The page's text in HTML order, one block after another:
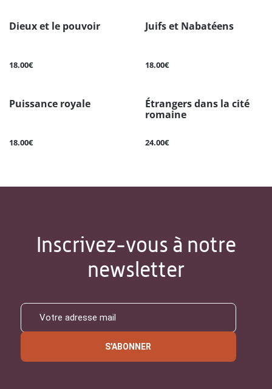
Dieux et le pouvoir
18.00€
Juifs et Nabatéens
18.00€
Puissance royale
18.00€
Étrangers dans la cité
romaine
24.00€
Inscrivez-vous à notre
newsletter
S'ABONNER